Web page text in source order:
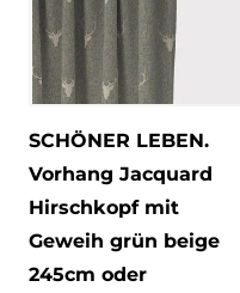
SCHÖNER LEBEN.
Vorhang Jacquard
Hirschkopf mit
Geweih grün beige
245cm oder